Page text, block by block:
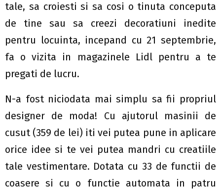
tale, sa croiesti si sa cosi o tinuta conceputa
de tine sau sa creezi decoratiuni inedite
pentru locuinta, incepand cu 21 septembrie,
fa o vizita in magazinele Lidl pentru a te
pregati de lucru.
N-a fost niciodata mai simplu sa fii propriul
designer de moda! Cu ajutorul masinii de
cusut (359 de lei) iti vei putea pune in aplicare
orice idee si te vei putea mandri cu creatiile
tale vestimentare. Dotata cu 33 de functii de
coasere si cu o functie automata in patru